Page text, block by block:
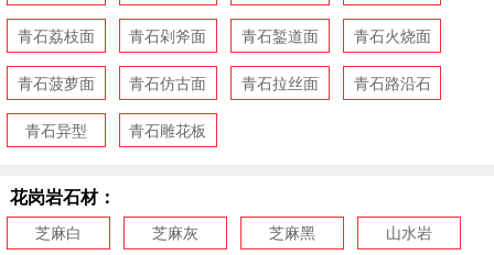
青石荔枝面 青石剁斧面 青石錾道面 青石火烧面
青石菠萝面 青石仿古面 青石拉丝面 青石路沿石
青石异型 青石雕花板
花岗岩石材：
芝麻白 芝麻灰 芝麻黑 山水岩